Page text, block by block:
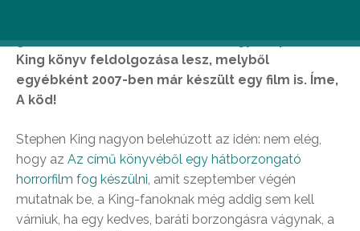
gondozásában elkészülő széria egy Stephen
King könyv feldolgozása lesz, melyből
egyébként 2007-ben már készült egy film is. Íme,
A köd!
Stephen King nagyon belehúzott az idén: nem elég,
hogy az Az című könyvéből egy hátborzongató
horrorfilm fog készülni, amit szeptember végén
mutatnak be, a King-fanoknak még addig sem kell
várniuk, ha egy kedves, baráti borzongásra vágynak, a